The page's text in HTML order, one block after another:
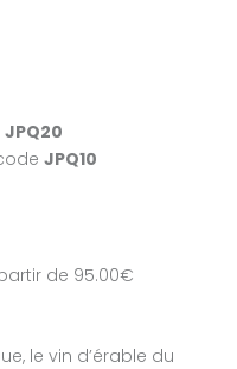
JPQ20
JPQ10
de 95.00€
le vin d’érable du